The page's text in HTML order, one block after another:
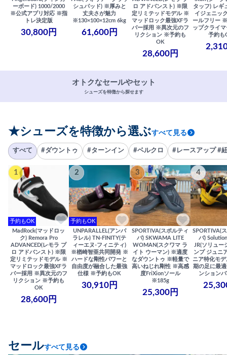
ーボード) 1000/2000
※公式アプリ対応 ※指
トレ決定版
30,800円
シュパッド) ※厚みと
丈夫さが魅力
※130×100×12cm 6kg
61,600円
ロ アドバンスト) ※限
定リミテッドモデル ※
マッドロック最強XFラ
バー採用 ※異次元のフ
リクション ※予約も
OK
28,600円
タッフ) レギ
イジェニッ
ールフリー
ップクライ
予約も
オトクなセールやセット
シューズを特徴から探せます
★シューズを特徴から選ぶすべて見る
すべて #ダウントゥ #ターンイン #ベルクロ #レースアップ #
1
予約もOK
MadRock(マッドロッ
ク) Remora Pro
ADVANCED(レモラ プ
ロ アドバンスト) ※限
定リミテッドモデル ※
マッドロック最強XFラ
バー採用 ※異次元のフ
リクション ※予約も
OK
28,600円
2
予約もOK
UNPARALLEL(アンパ
ラレル) TN-FINITY(テ
ィーエヌ-フィニティ)
※楢崎智亜共同開発 ※
ハードな剛性パワーと
自由度が融合した最強
仕様 ※予約もOK
30,910円
3
SPORTIVA(スポルティ
バ) SKWAMA LITE
WOMAN(スクワマ ラ
イト ウーマン) ※適度
なダウントゥ ※軽量で
高いねじれ剛性 ※高感
度FriXionソール
※185g
25,300円
4
SPORTIVA(
バ)
JR(ソリュー
ンプ ジュニ
ニア特化モ
期の足に最
ンション
セールすべて見る